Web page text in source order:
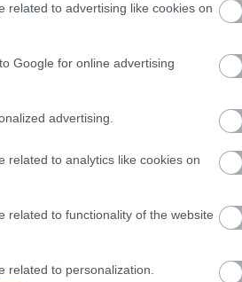
related to advertising like cookies on
Google for online advertising
advertising.
related to analytics like cookies on
related to functionality of the website
related to personalization.
a nudli ikertestvére.
ebben a műfajban
a mákos nudli...